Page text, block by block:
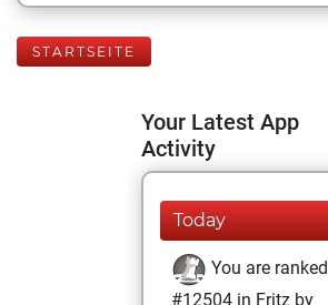
STARTSEITE
Your Latest App
Activity
Today
You are ranked
#12504 in Fritz by